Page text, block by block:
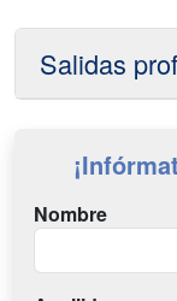
Salidas
Nombre